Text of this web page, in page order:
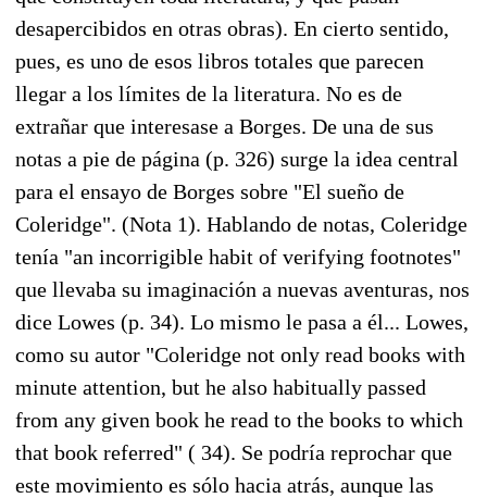
desapercibidos en otras obras). En cierto sentido,
pues, es uno de esos libros totales que parecen
llegar a los límites de la literatura. No es de
extrañar que interesase a Borges. De una de sus
notas a pie de página (p. 326) surge la idea central
para el ensayo de Borges sobre "El sueño de
Coleridge". (Nota 1). Hablando de notas, Coleridge
tenía "an incorrigible habit of verifying footnotes"
que llevaba su imaginación a nuevas aventuras, nos
dice Lowes (p. 34). Lo mismo le pasa a él... Lowes,
como su autor "Coleridge not only read books with
minute attention, but he also habitually passed
from any given book he read to the books to which
that book referred" ( 34). Se podría reprochar que
este movimiento es sólo hacia atrás, aunque las